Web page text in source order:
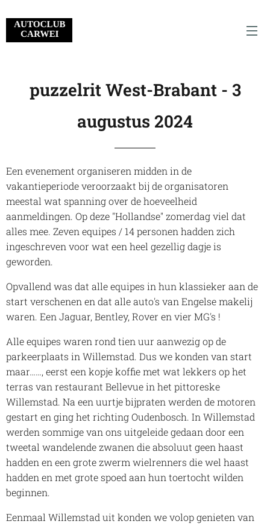
puzzelrit West-Brabant - 3
augustus 2024
Een evenement organiseren midden in de
vakantieperiode veroorzaakt bij de organisatoren
meestal wat spanning over de hoeveelheid
aanmeldingen. Op deze "Hollandse" zomerdag viel dat
alles mee. Zeven equipes / 14 personen hadden zich
ingeschreven voor wat een heel gezellig dagje is
geworden.
Opvallend was dat alle equipes in hun klassieker aan de
start verschenen en dat alle auto's van Engelse makelij
waren. Een Jaguar, Bentley, Rover en vier MG's !
Alle equipes waren rond tien uur aanwezig op de
parkeerplaats in Willemstad. Dus we konden van start
maar……, eerst een kopje koffie met wat lekkers op het
terras van restaurant Bellevue in het pittoreske
Willemstad. Na een uurtje bijpraten werden de motoren
gestart en ging het richting Oudenbosch. In Willemstad
werden sommige van ons uitgeleide gedaan door een
tweetal wandelende zwanen die absoluut geen haast
hadden en een grote zwerm wielrenners die wel haast
hadden en met grote spoed aan hun toertocht wilden
beginnen.
Eenmaal Willemstad uit konden we volop genieten van